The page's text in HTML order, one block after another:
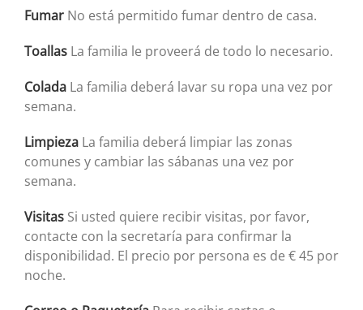
Fumar No está permitido fumar dentro de casa.
Toallas La familia le proveerá de todo lo necesario.
Colada La familia deberá lavar su ropa una vez por
semana.
Limpieza La familia deberá limpiar las zonas
comunes y cambiar las sábanas una vez por
semana.
Visitas Si usted quiere recibir visitas, por favor,
contacte con la secretaría para confirmar la
disponibilidad. El precio por persona es de € 45 por
noche.